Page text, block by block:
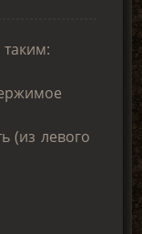
(из левого